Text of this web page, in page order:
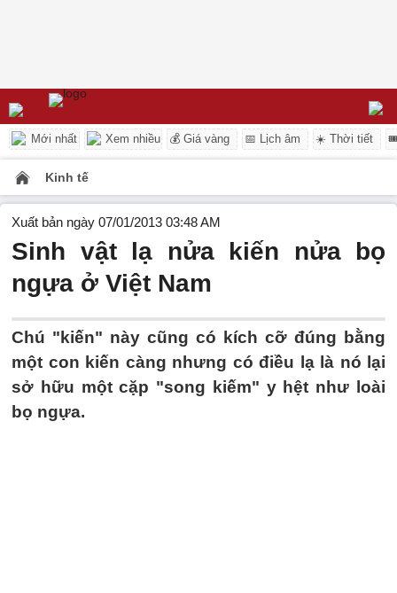
Mới nhất Xem nhiều 💰 Giá vàng 📅 Lịch âm ☀️ Thời tiết
Kinh tế
Xuất bản ngày 07/01/2013 03:48 AM
Sinh vật lạ nửa kiến nửa bọ
ngựa ở Việt Nam
Chú "kiến" này cũng có kích cỡ đúng bằng
một con kiến càng nhưng có điều lạ là nó lại
sở hữu một cặp "song kiếm" y hệt như loài
bọ ngựa.